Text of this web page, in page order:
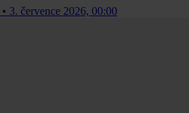
• 3. července 2026, 00:00